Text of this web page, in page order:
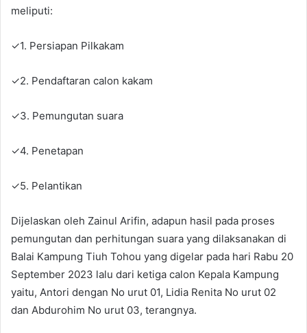
meliputi:
✓1. Persiapan Pilkakam
✓2. Pendaftaran calon kakam
✓3. Pemungutan suara
✓4. Penetapan
✓5. Pelantikan
Dijelaskan oleh Zainul Arifin, adapun hasil pada proses
pemungutan dan perhitungan suara yang dilaksanakan di
Balai Kampung Tiuh Tohou yang digelar pada hari Rabu 20
September 2023 lalu dari ketiga calon Kepala Kampung
yaitu, Antori dengan No urut 01, Lidia Renita No urut 02
dan Abdurohim No urut 03, terangnya.